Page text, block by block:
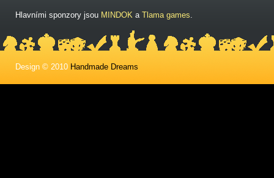
Hlavními sponzory jsou MINDOK a Tlama games.
Design © 2010 Handmade Dreams